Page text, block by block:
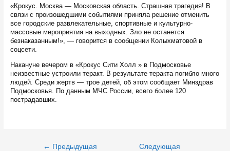
«Крокус. Москва — Московская область. Страшная трагедия! В
связи с произошедшими событиями приняла решение отменить
все городские развлекательные, спортивные и культурно-
массовые мероприятия на выходных. Зло не останется
безнаказанным!», — говорится в сообщении Колыхматовой в
соцсети.
Накануне вечером в «Крокус Сити Холл » в Подмосковье
неизвестные устроили теракт. В результате теракта погибло много
людей. Среди жертв — трое детей, об этом сообщает Минздрав
Подмосковья. По данным МЧС России, всего более 120
пострадавших.
Навигация
← Предыдущая
Следующая